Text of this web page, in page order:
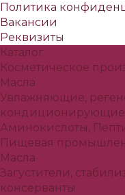
Политика
Вакансии
Реквизиты
Каталог
Косметическое
Масла
Увлажняющие,
кондиционирующие
Аминокислоты,
Пищевая
Масла
Загустители,
консерванты